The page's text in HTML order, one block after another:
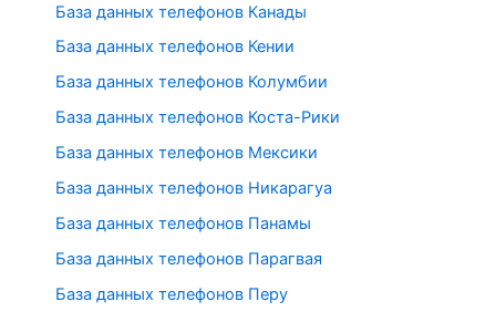
База данных телефонов Канады
База данных телефонов Кении
База данных телефонов Колумбии
База данных телефонов Коста-Рики
База данных телефонов Мексики
База данных телефонов Никарагуа
База данных телефонов Панамы
База данных телефонов Парагвая
База данных телефонов Перу